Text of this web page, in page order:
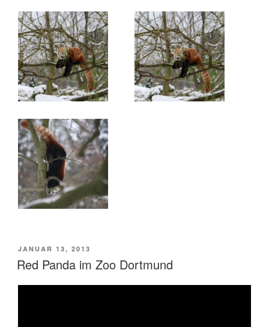
VERÖFFENTLICHT
AM
JANUAR 13, 2013
Red Panda im Zoo Dortmund